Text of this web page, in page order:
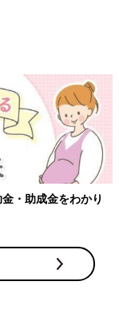
・助成金をわかり